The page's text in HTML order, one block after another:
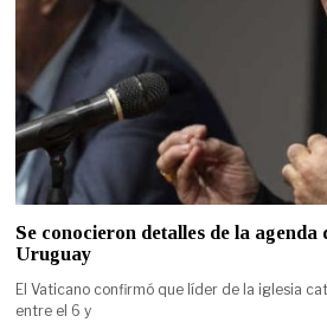
Se conocieron detalles de la
Uruguay
El Vaticano confirmó que líder de la iglesia
entre el 6 y